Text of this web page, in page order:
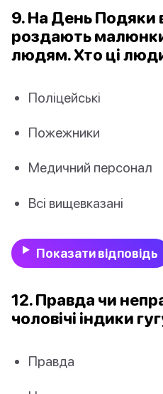
9. На День Подяки
роздають
людям. Хто ці
Поліцейські
Пожежники
Медичний персонал
Всі вищевказані
Показати відповідь
12. Правда чи
чоловічі індики
Правда